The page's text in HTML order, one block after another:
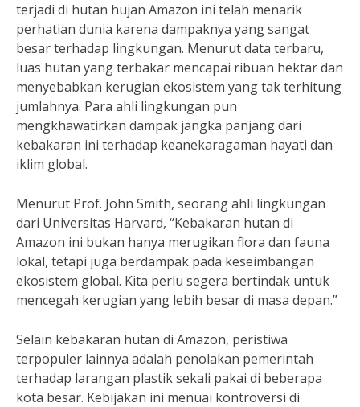
terjadi di hutan hujan Amazon ini telah menarik
perhatian dunia karena dampaknya yang sangat
besar terhadap lingkungan. Menurut data terbaru,
luas hutan yang terbakar mencapai ribuan hektar dan
menyebabkan kerugian ekosistem yang tak terhitung
jumlahnya. Para ahli lingkungan pun
mengkhawatirkan dampak jangka panjang dari
kebakaran ini terhadap keanekaragaman hayati dan
iklim global.
Menurut Prof. John Smith, seorang ahli lingkungan
dari Universitas Harvard, “Kebakaran hutan di
Amazon ini bukan hanya merugikan flora dan fauna
lokal, tetapi juga berdampak pada keseimbangan
ekosistem global. Kita perlu segera bertindak untuk
mencegah kerugian yang lebih besar di masa depan.”
Selain kebakaran hutan di Amazon, peristiwa
terpopuler lainnya adalah penolakan pemerintah
terhadap larangan plastik sekali pakai di beberapa
kota besar. Kebijakan ini menuai kontroversi di